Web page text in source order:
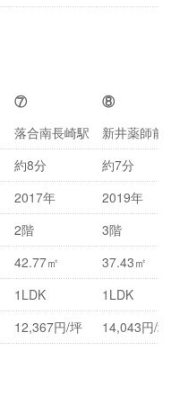
⑦
⑧
落合南長崎駅
新井薬師前
約8分
約7分
2017年
2019年
2階
3階
42.77㎡
37.43㎡
1LDK
1LDK
12,367円/坪 14,043円/坪